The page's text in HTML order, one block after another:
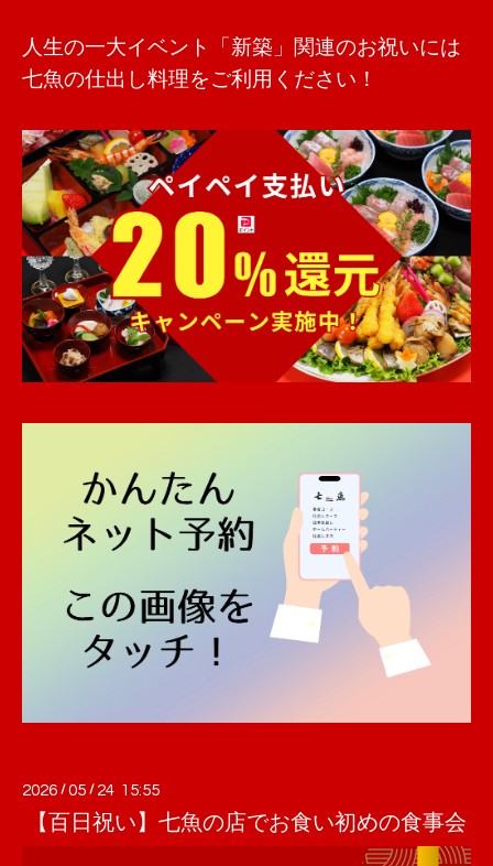
人生の一大イベント「新築」関連のお祝いには
七魚の仕出し料理をご利用ください！
2026 /05 / 24 15:55
【百日祝い】七魚の店でお食い初めの食事会